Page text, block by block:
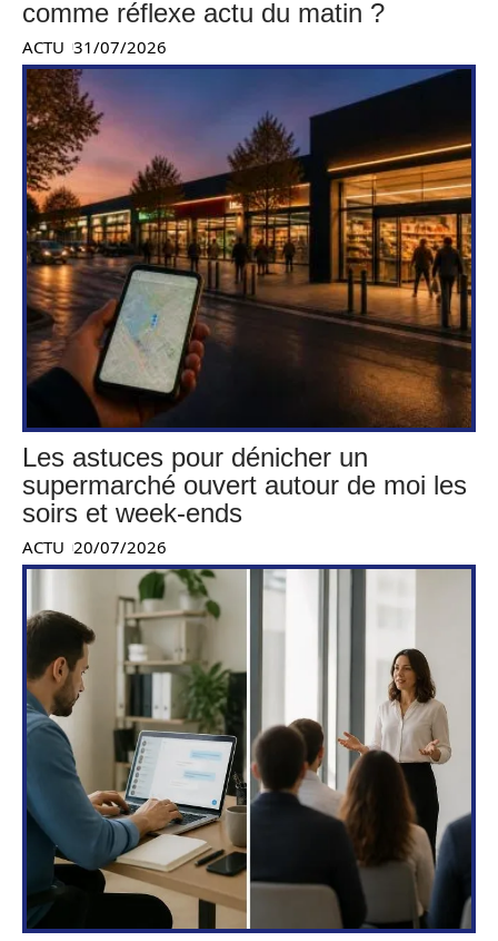
comme réflexe actu du matin ?
ACTU 31/07/2026
Les astuces pour dénicher un
supermarché ouvert autour de moi les
soirs et week-ends
ACTU 20/07/2026